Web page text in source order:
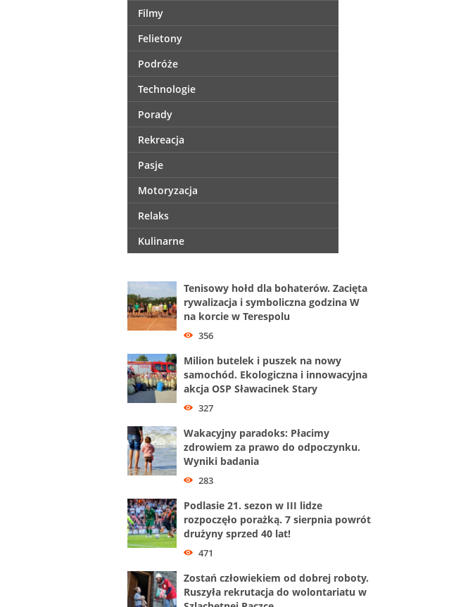
Filmy
Felietony
Podróże
Technologie
Porady
Rekreacja
Pasje
Motoryzacja
Relaks
Kulinarne
Tenisowy hołd dla bohaterów. Zacięta
rywalizacja i symboliczna godzina W
na korcie w Terespolu
356
Milion butelek i puszek na nowy
samochód. Ekologiczna i innowacyjna
akcja OSP Sławacinek Stary
327
Wakacyjny paradoks: Płacimy
zdrowiem za prawo do odpoczynku.
Wyniki badania
283
Podlasie 21. sezon w III lidze
rozpoczęło porażką. 7 sierpnia powrót
drużyny sprzed 40 lat!
471
Zostań człowiekiem od dobrej roboty.
Ruszyła rekrutacja do wolontariatu w